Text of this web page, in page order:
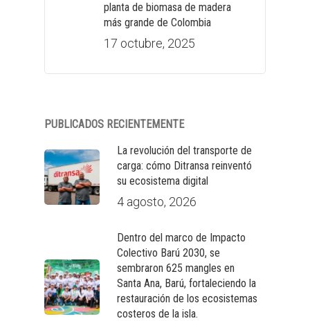
planta de biomasa de madera
más grande de Colombia
17 octubre, 2025
PUBLICADOS RECIENTEMENTE
La revolución del transporte de
carga: cómo Ditransa reinventó
su ecosistema digital
4 agosto, 2026
Dentro del marco de Impacto
Colectivo Barú 2030, se
sembraron 625 mangles en
Santa Ana, Barú, fortaleciendo la
restauración de los ecosistemas
costeros de la isla.